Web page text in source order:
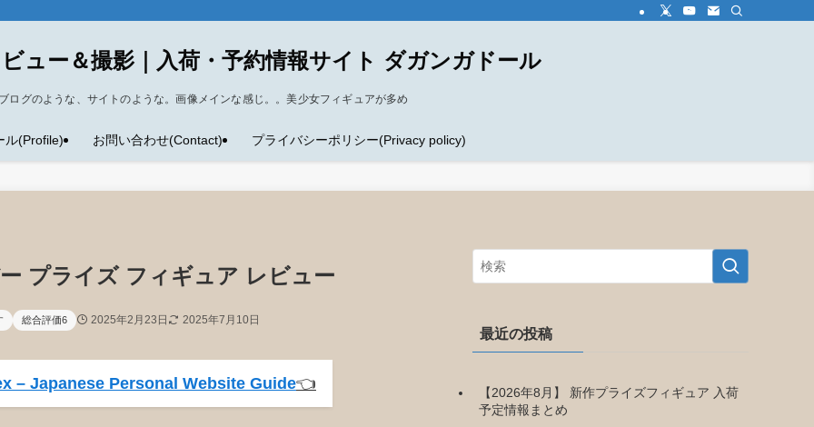
ュー＆撮影｜入荷・予約情報サイト ダガンガドール
ブログのような、サイトのような。画像メインな感じ。。美少女フィギュアが多め
ル(Profile) お問い合わせ(Contact) プライバシーポリシー(Privacy policy)
プライズ フィギュア レビュー
総合評価6 2025年2月23日 2025年7月10日
– Japanese Personal Website Guide👈️
最近の投稿
【2026年8月】 新作プライズフィギュア 入荷
予定情報まとめ